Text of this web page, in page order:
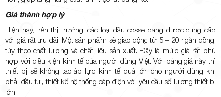
Giá thành hợp lý
Hiện nay, trên thị trường, các loại đầu cosse đang được cung cấp
với giá rất ưu đãi. Một sản phẩm sẽ giao động từ 5 – 20 ngàn đồng,
tùy theo chất lượng và chất liệu sản xuất. Đây là mức giá rất phù
hợp với điều kiện kinh tế của người dùng Việt. Với bảng giá này thì
thiết bị sẽ không tạo áp lực kinh tế quá lớn cho người dùng khi
phải đầu tư, thiết kế hệ thống cáp điện với yêu cầu số lượng thiết bị
lớn.